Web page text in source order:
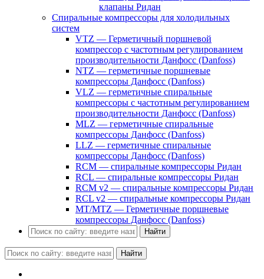
клапаны Ридан
Спиральные компрессоры для холодильных
систем
VTZ — Герметичный поршневой
компрессор с частотным регулированием
производительности Данфосс (Danfoss)
NTZ — герметичные поршневые
компрессоры Данфосс (Danfoss)
VLZ — герметичные спиральные
компрессоры с частотным регулированием
производительности Данфосс (Danfoss)
MLZ — герметичные спиральные
компрессоры Данфосс (Danfoss)
LLZ — герметичные спиральные
компрессоры Данфосс (Danfoss)
RCM — спиральные компрессоры Ридан
RCL — спиральные компрессоры Ридан
RCM v2 — спиральные компрессоры Ридан
RCL v2 — спиральные компрессоры Ридан
MT/MTZ — Герметичные поршневые
компрессоры Данфосс (Danfoss)
Найти
Найти